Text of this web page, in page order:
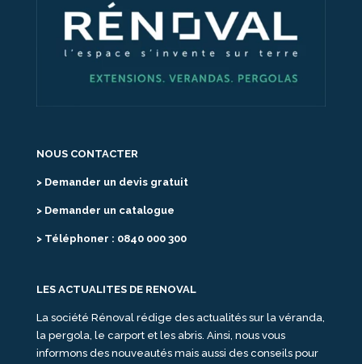
NOUS CONTACTER
> Demander un devis gratuit
> Demander un catalogue
> Téléphoner : 0840 000 300
LES ACTUALITES DE RENOVAL
La société Rénoval rédige des actualités sur la véranda,
la pergola, le carport et les abris. Ainsi, nous vous
informons des nouveautés mais aussi des conseils pour